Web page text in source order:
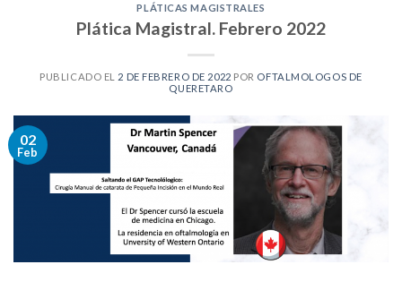
PLÁTICAS MAGISTRALES
Plática Magistral. Febrero 2022
PUBLICADO EL 2 DE FEBRERO DE 2022 POR OFTALMOLOGOS DE
QUERETARO
02
Feb